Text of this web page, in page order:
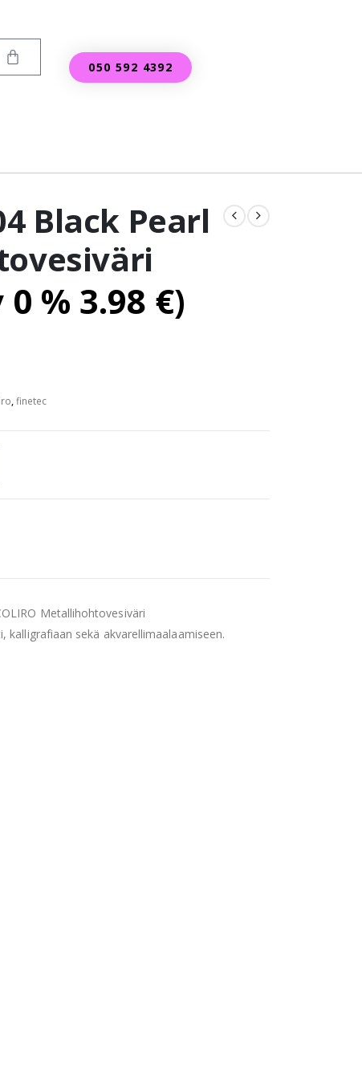
050 592 4392
Black Pearl
% 3.98 €)
,finetec
Metallihohtovesiväri
kalligrafiaan sekä akvarellimaalaamiseen.